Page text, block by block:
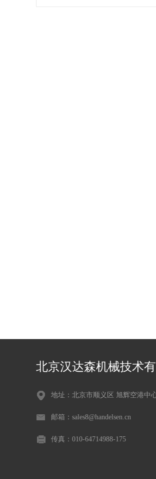
北京汉达森机械技术
地址：北京市顺义区 旭辉空港中
邮箱：sales8@handelsen.cn
传真：010-64714988-175